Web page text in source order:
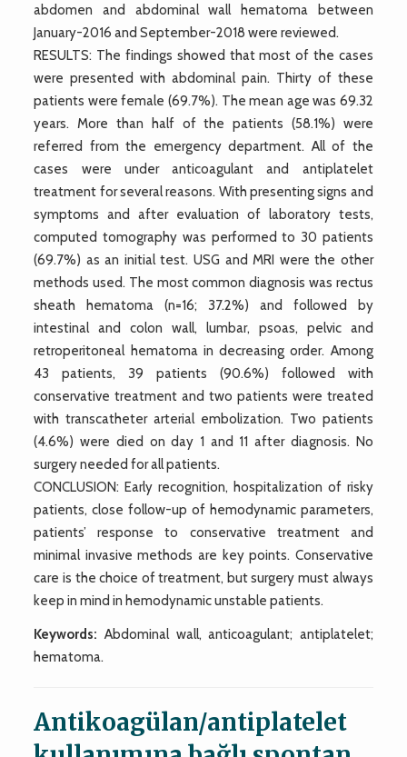
abdomen and abdominal wall hematoma between
January-2016 and September-2018 were reviewed.
RESULTS: The findings showed that most of the cases
were presented with abdominal pain. Thirty of these
patients were female (69.7%). The mean age was 69.32
years. More than half of the patients (58.1%) were
referred from the emergency department. All of the
cases were under anticoagulant and antiplatelet
treatment for several reasons. With presenting signs and
symptoms and after evaluation of laboratory tests,
computed tomography was performed to 30 patients
(69.7%) as an initial test. USG and MRI were the other
methods used. The most common diagnosis was rectus
sheath hematoma (n=16; 37.2%) and followed by
intestinal and colon wall, lumbar, psoas, pelvic and
retroperitoneal hematoma in decreasing order. Among
43 patients, 39 patients (90.6%) followed with
conservative treatment and two patients were treated
with transcatheter arterial embolization. Two patients
(4.6%) were died on day 1 and 11 after diagnosis. No
surgery needed for all patients.
CONCLUSION: Early recognition, hospitalization of risky
patients, close follow-up of hemodynamic parameters,
patients’ response to conservative treatment and
minimal invasive methods are key points. Conservative
care is the choice of treatment, but surgery must always
keep in mind in hemodynamic unstable patients.
Keywords: Abdominal wall, anticoagulant; antiplatelet;
hematoma.
Antikoagülan/antiplatelet